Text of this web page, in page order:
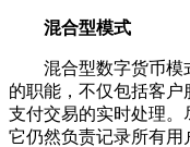
混合型模式
混合型数字货币模
的职能，不仅包括客
支付交易的实时处理。
它仍然负责记录所有用